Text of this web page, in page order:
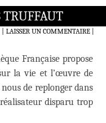
TRUFFAUT
LAISSER UN COMMENTAIRE|
Française propose
la vie et l’œuvre de
de replonger dans
disparu trop